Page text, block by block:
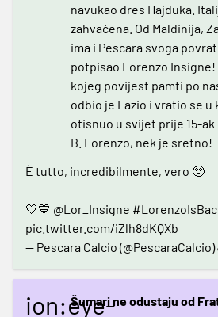
navukao dres Hajduka.
zahvaćena. Od Maldinija,
ima i Pescara svoga
potpisao Lorenzo Insigne!
kojeg povijest pamti po
odbio je Lazio i vratio se u
otisnuo u svijet prije 15-ak
B. Lorenzo, nek je sretno!
È tutto, incredibilmente, vero 🥺
🤍💙 @Lor_Insigne
pic.twitter.com/iZlh8dKQXb
— Pescara Calcio (@PescaraCalcio)
ion:eye-Šumari ne odustaju od